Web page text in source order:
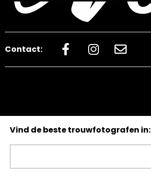
Contact:
Vind de beste trouwfotografen in: